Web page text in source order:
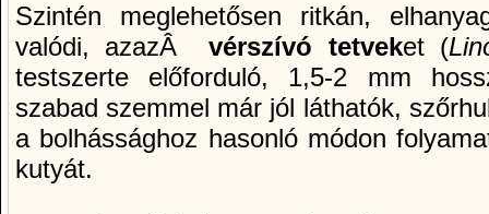
Szintén meglehetősen ritkán,
valódi, azazÂvérszí­vó tetveket (
testszerte előforduló, 1,5-2 mm
szabad szemmel már jól láthatók,
a bolhássághoz hasonló módon
kutyát.